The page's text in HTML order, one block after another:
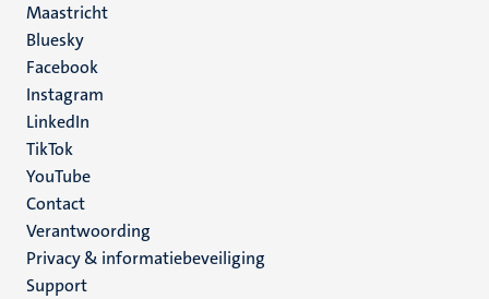
Maastricht
Social
media
Bluesky
Facebook
Instagram
LinkedIn
TikTok
YouTube
Menu
footer
(NL)
Contact
Verantwoording
Privacy & informatiebeveiliging
Support